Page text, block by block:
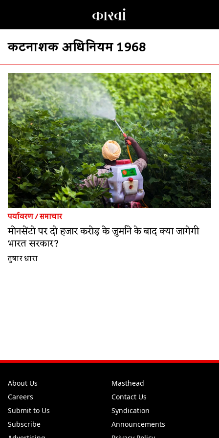
कीटनाशक अधिनियम 1968
पर्यावरण/समाचार
मोनसेंटो पर दो हजार करोड़ के जुर्माने के बाद क्या जागेगी
भारत सरकार?
तुषार धारा
About Us
Masthead
Careers
Contact Us
Submit to Us
Syndication
Subscribe
Announcements